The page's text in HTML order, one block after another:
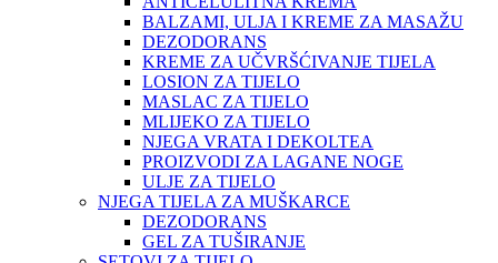
BALZAMI, ULJA I KREME ZA MASAŽU
DEZODORANS
KREME ZA UČVRŠĆIVANJE TIJELA
LOSION ZA TIJELO
MASLAC ZA TIJELO
MLIJEKO ZA TIJELO
NJEGA VRATA I DEKOLTEA
PROIZVODI ZA LAGANE NOGE
ULJE ZA TIJELO
NJEGA TIJELA ZA MUŠKARCE
DEZODORANS
GEL ZA TUŠIRANJE